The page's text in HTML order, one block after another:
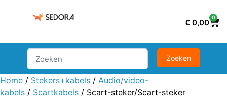
€ 0,00
0
Home / Stekers+kabels / Audio/video-
kabels / Scartkabels / Scart-steker/Scart-steker